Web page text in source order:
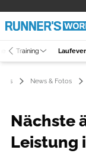
Training
News & Fotos
Nächste
Leistung